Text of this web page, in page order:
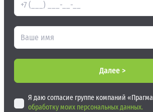
Далее >
Я даю согласие группе компаний
обработку моих персональных данных.